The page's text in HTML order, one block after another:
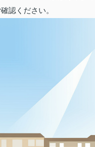
認ください。